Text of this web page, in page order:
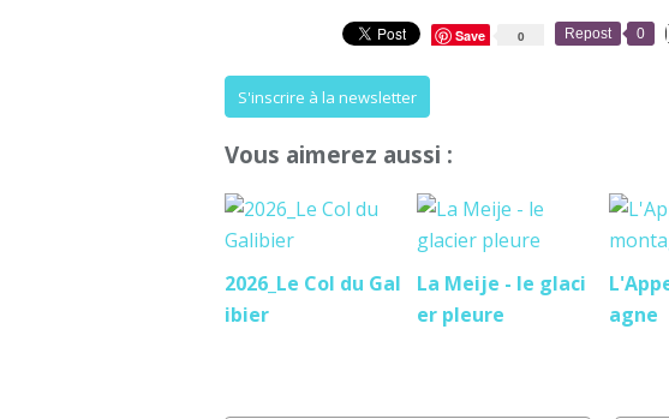
0
Save Repost 0
S'inscrire à la newsletter
Vous aimerez aussi :
2026_Le Col du Gal
ibier
La Meije - le glaci
er pleure
agne